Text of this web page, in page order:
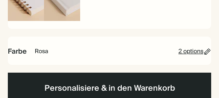
SpiralgebundenHardcover
Farbe Rosa 2 options
RosaAnthrazit
Personalisiere & in den Warenkorb